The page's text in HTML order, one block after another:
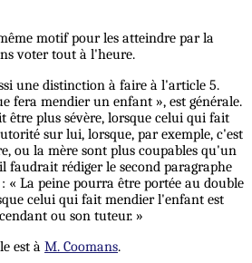
motif pour les atteindre par la
voter tout à l'heure.
une distinction à faire à l'article 5.
fera mendier un enfant », est générale.
être plus sévère, lorsque celui qui fait
sur lui, lorsque, par exemple, c'est
ou la mère sont plus coupables qu'un
faudrait rédiger le second paragraphe
« La peine pourra être portée au double
celui qui fait mendier l'enfant est
ou son tuteur. »
est à M. Coomans.